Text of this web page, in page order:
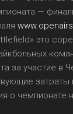
—
это
за участие в
о чемпионате